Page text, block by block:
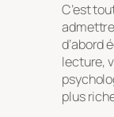
C’est
d’abord
lecture,
plus